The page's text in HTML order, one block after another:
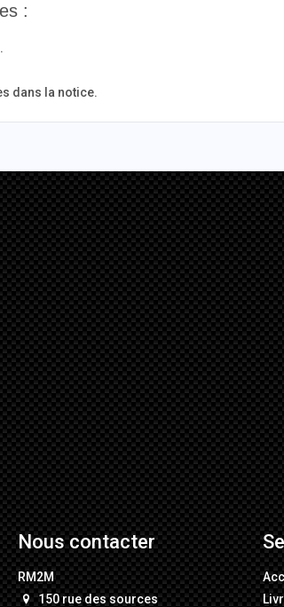
:
dans la notice.
Nous contacter
RM2M
150 rue des sources